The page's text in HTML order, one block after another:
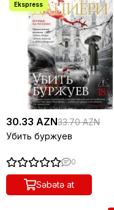
30.33 AZN33.70 AZN
Убить буржуев
0
Səbətə at